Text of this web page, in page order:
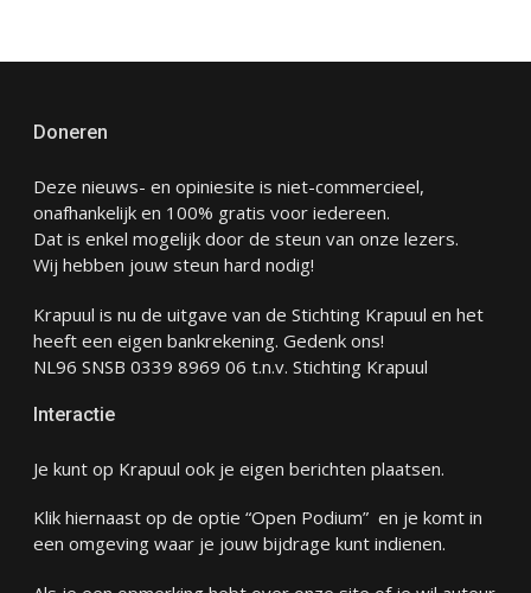
Doneren
Deze nieuws- en opiniesite is niet-commercieel,
onafhankelijk en 100% gratis voor iedereen.
Dat is enkel mogelijk door de steun van onze lezers.
Wij hebben jouw steun hard nodig!
Krapuul is nu de uitgave van de Stichting Krapuul en het
heeft een eigen bankrekening. Gedenk ons!
NL96 SNSB 0339 8969 06 t.n.v. Stichting Krapuul
Interactie
Je kunt op Krapuul ook je eigen berichten plaatsen.
Klik hiernaast op de optie “Open Podium” en je komt in
een omgeving waar je jouw bijdrage kunt indienen.